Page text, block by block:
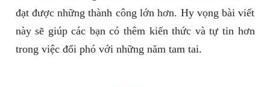
đạt được những thành công lớn hơn. Hy vọng bài viết
này sẽ giúp các bạn có thêm kiến thức và tự tin hơn
trong việc đối phó với những năm tam tai.